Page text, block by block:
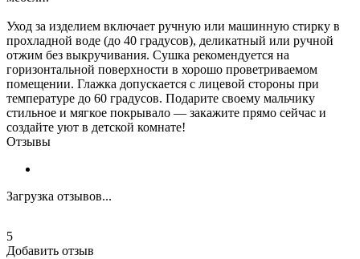
Уход за изделием включает ручную или машинную стирку в
прохладной воде (до 40 градусов), деликатный или ручной
отжим без выкручивания. Сушка рекомендуется на
горизонтальной поверхности в хорошо проветриваемом
помещении. Глажка допускается с лицевой стороны при
температуре до 60 градусов. Подарите своему мальчику
стильное и мягкое покрывало — закажите прямо сейчас и
создайте уют в детской комнате!
Отзывы
Загрузка отзывов...
5
Добавить отзыв